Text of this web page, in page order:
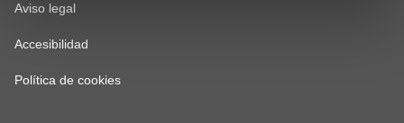
Aviso legal
Accesibilidad
Política de cookies